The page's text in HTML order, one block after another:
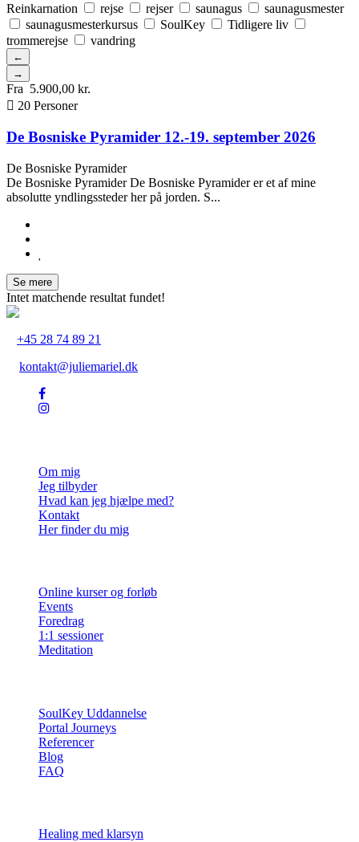
Reinkarnation
rejse rejser saunagus
saunagusmester
saunagusmesterkursus
SoulKey
Tidligere liv
trommerejse
vandring
←
→
Fra 5.900,00 kr.
20 Personer
De Bosniske Pyramider 12.-19. september 2026
De Bosniske Pyramider
De Bosniske Pyramider De Bosniske Pyramider er et af mine
absolutte yndlingssteder her på jorden. S...
Se mere
Intet matchende resultat fundet!
+45 28 74 89 21
kontakt@juliemariel.dk
Om mig
Jeg tilbyder
Hvad kan jeg hjælpe med?
Kontakt
Her finder du mig
Online kurser og forløb
Events
Foredrag
1:1 sessioner
Meditation
SoulKey Uddannelse
Portal Journeys
Referencer
Blog
FAQ
Healing med klarsyn